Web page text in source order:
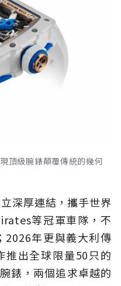
頂級腕錶顛覆傳統的幾何
深厚連結，攜手世界
等冠軍車隊，不
2026年更與義大利傳
出全球限量50只的
錶，兩個追求卓越的